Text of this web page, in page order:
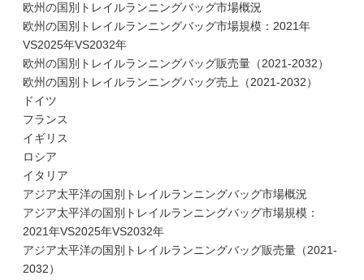
欧州の国別トレイルランニングバッグ市場概況
欧州の国別トレイルランニングバッグ市場規模：2021年
VS2025年VS2032年
欧州の国別トレイルランニングバッグ販売量（2021-2032）
欧州の国別トレイルランニングバッグ売上（2021-2032）
ドイツ
フランス
イギリス
ロシア
イタリア
アジア太平洋の国別トレイルランニングバッグ市場概況
アジア太平洋の国別トレイルランニングバッグ市場規模：
2021年VS2025年VS2032年
アジア太平洋の国別トレイルランニングバッグ販売量（2021-
2032）